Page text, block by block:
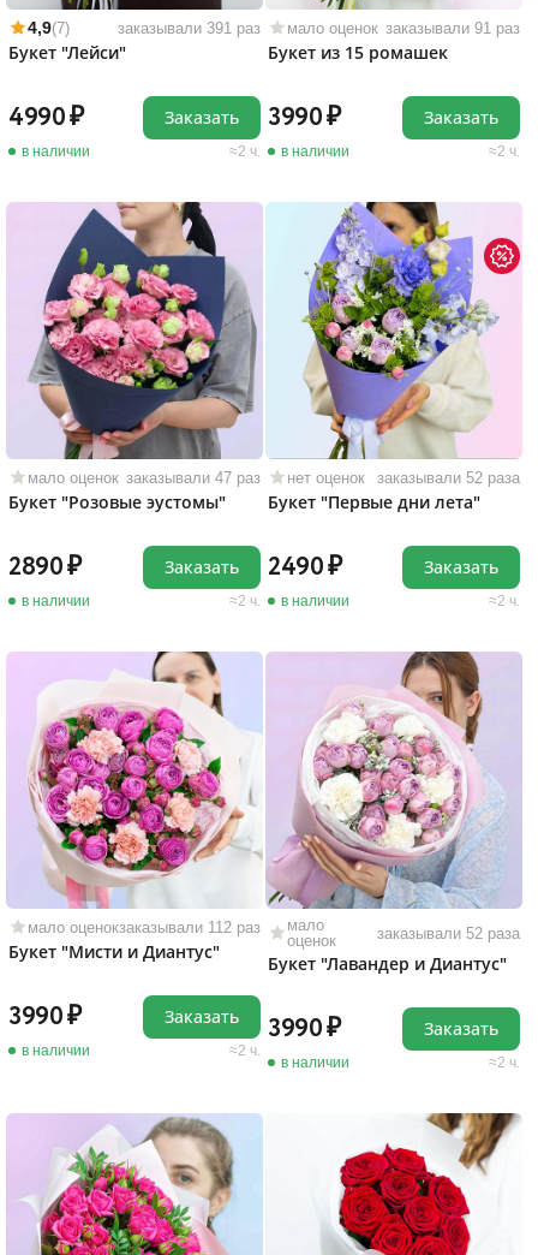
4,9(7) заказывали 391 раз
Букет "Лейси"
4990
в наличии 2 ч.
Заказать
мало оценок заказывали 91 раз
Букет из 15 ромашек
3990
в наличии 2 ч.
Заказать
мало оценок заказывали 47 раз
Букет "Розовые эустомы"
2890
в наличии 2 ч.
Заказать
нет оценок заказывали 52 раза
Букет "Первые дни лета"
2490
в наличии 2 ч.
Заказать
мало оценокзаказывали 112 раз
Букет "Мисти и Диантус"
3990
в наличии 2 ч.
Заказать
мало
оценок
заказывали 52 раза
Букет "Лавандер и Диантус"
3990
в наличии 2 ч.
Заказать